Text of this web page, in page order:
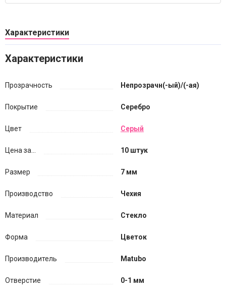
Характеристики
Характеристики
Прозрачность Непрозрачн(-ый)/(-ая)
Покрытие Серебро
Цвет Серый
Цена за... 10 штук
Размер 7 мм
Производство Чехия
Материал Стекло
Форма Цветок
Производитель Matubo
Отверстие 0-1 мм